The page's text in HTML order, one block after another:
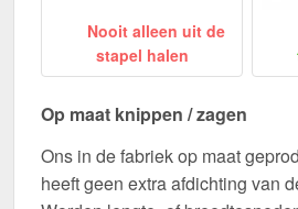
Nooit alleen uit de
stapel halen
Op maat knippen / zagen
Ons in de fabriek op maat
heeft geen extra afdichting van